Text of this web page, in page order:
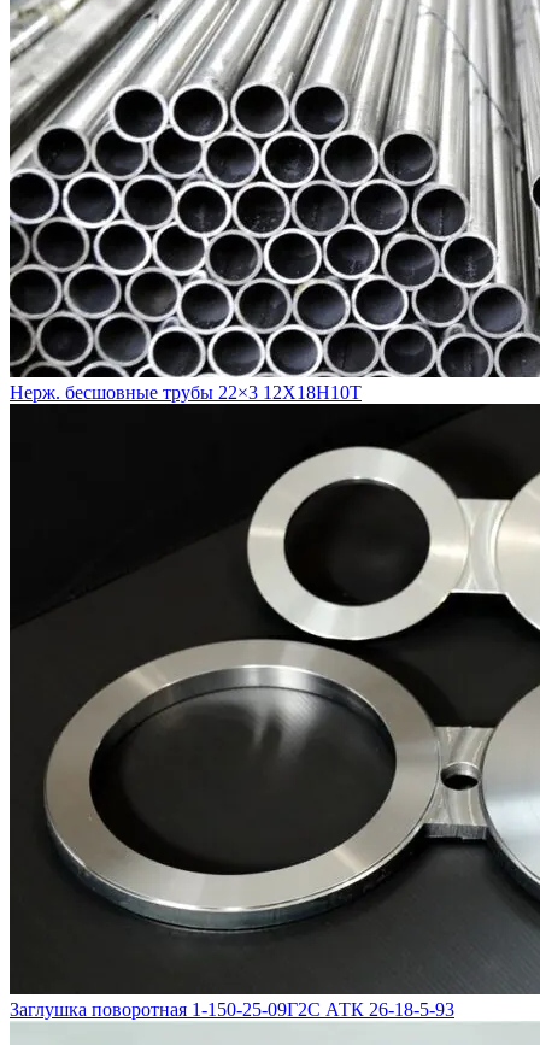
Нерж. бесшовные трубы 22×3 12Х18Н10Т
Заглушка поворотная 1-150-25-09Г2С АТК 26-18-5-93